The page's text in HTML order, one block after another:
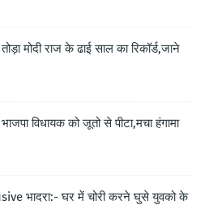
मोदी राज के ढाई साल का रिकॉर्ड,जाने
विधायक को जूतो से पीटा,मचा हंगामा
भादरा:- घर में चोरी करने घुसे युवको के